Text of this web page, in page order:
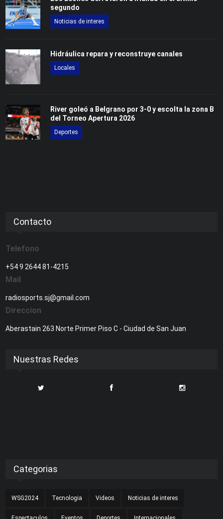
segundo
Noticias de interes
Hidráulica repara y reconstruye canales
Locales
River goleó a Belgrano por 3-0 y escolta la zona B
del Torneo Apertura 2026
Deportes
Contacto
Telefono
+54 9 2644 81-4215
Mail
radiosports.sj@gmail.com
Direccion
Aberastain 263 Norte Primer Piso C - Ciudad de San Juan
Nuestras Redes
Categorias
WSG2024 Tecnologia Videos Noticias de interes